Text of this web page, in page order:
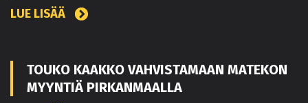
LUE LISÄÄ
TOUKO KAAKKO VAHVISTAMAAN MATEKON
MYYNTIÄ PIRKANMAALLA